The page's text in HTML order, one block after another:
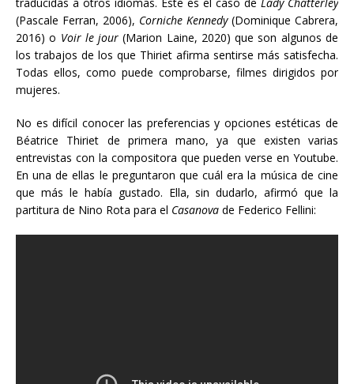
(Pascale Ferran, 2006), Corniche Kennedy(Dominique Cabrera,
2016) o Voir le jour (Marion Laine, 2020) que son algunos de
los trabajos de los que Thiriet afirma sentirse más satisfecha.
Todas ellos, como puede comprobarse, filmes dirigidos por
mujeres.
No es difícil conocer las preferencias y opciones estéticas de
Béatrice Thiriet de primera mano, ya que existen varias
entrevistas con la compositora que pueden verse en Youtube.
En una de ellas le preguntaron que cuál era la música de cine
que más le había gustado. Ella, sin dudarlo, afirmó que la
partitura de Nino Rota para el Casanova de Federico Fellini: